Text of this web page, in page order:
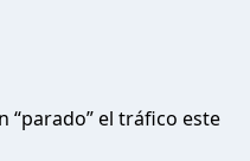
“parado” el tráfico este